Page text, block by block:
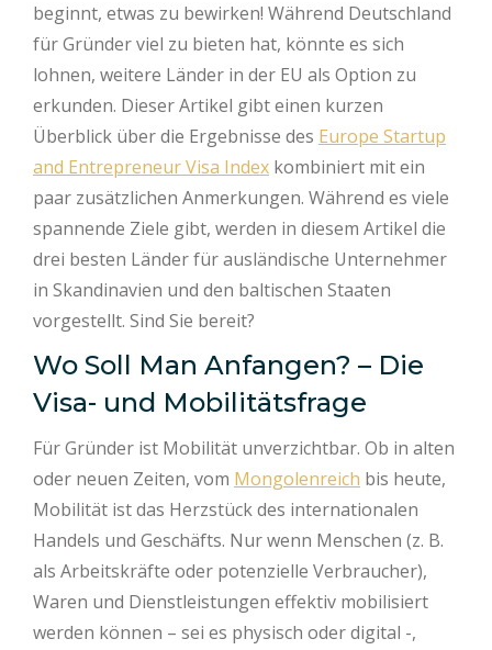
beginnt, etwas zu bewirken! Während Deutschland
für Gründer viel zu bieten hat, könnte es sich
lohnen, weitere Länder in der EU als Option zu
erkunden. Dieser Artikel gibt einen kurzen
Überblick über die Ergebnisse des Europe Startup
and Entrepreneur Visa Index kombiniert mit ein
paar zusätzlichen Anmerkungen. Während es viele
spannende Ziele gibt, werden in diesem Artikel die
drei besten Länder für ausländische Unternehmer
in Skandinavien und den baltischen Staaten
vorgestellt. Sind Sie bereit?
Wo Soll Man Anfangen? – Die
Visa- und Mobilitätsfrage
Für Gründer ist Mobilität unverzichtbar. Ob in alten
oder neuen Zeiten, vom Mongolenreich bis heute,
Mobilität ist das Herzstück des internationalen
Handels und Geschäfts. Nur wenn Menschen (z. B.
als Arbeitskräfte oder potenzielle Verbraucher),
Waren und Dienstleistungen effektiv mobilisiert
werden können – sei es physisch oder digital -,